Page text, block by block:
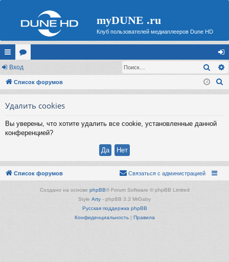
myDUNE .ru
Клуб пользователей медиаплееров Dune HD
с
ы
ор
ум
хо
д
Вход
Список форумов
Удалить cookies
Вы уверены, что хотите удалить все cookie, установленные данной
конференцией?
Список форумов Связаться с администрацией
Создано на основе phpBB® Forum Software © phpBB Limited
Style Arty - phpBB 3.3 MrGaby
Русская поддержка phpBB
Конфиденциальность| Правила